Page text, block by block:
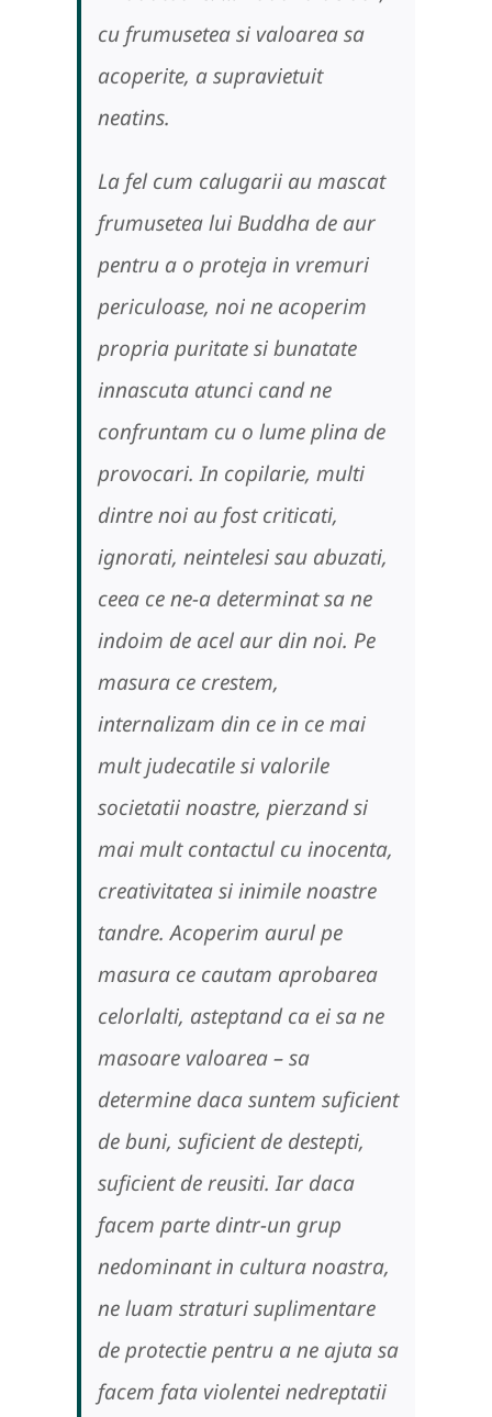
cu frumusetea si valoarea sa
acoperite, a supravietuit
neatins.
La fel cum calugarii au mascat
frumusetea lui Buddha de aur
pentru a o proteja in vremuri
periculoase, noi ne acoperim
propria puritate si bunatate
innascuta atunci cand ne
confruntam cu o lume plina de
provocari. In copilarie, multi
dintre noi au fost criticati,
ignorati, neintelesi sau abuzati,
ceea ce ne-a determinat sa ne
indoim de acel aur din noi. Pe
masura ce crestem,
internalizam din ce in ce mai
mult judecatile si valorile
societatii noastre, pierzand si
mai mult contactul cu inocenta,
creativitatea si inimile noastre
tandre. Acoperim aurul pe
masura ce cautam aprobarea
celorlalti, asteptand ca ei sa ne
masoare valoarea – sa
determine daca suntem suficient
de buni, suficient de destepti,
suficient de reusiti. Iar daca
facem parte dintr-un grup
nedominant in cultura noastra,
ne luam straturi suplimentare
de protectie pentru a ne ajuta sa
facem fata violentei nedreptatii